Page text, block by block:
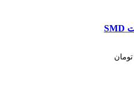
تومان